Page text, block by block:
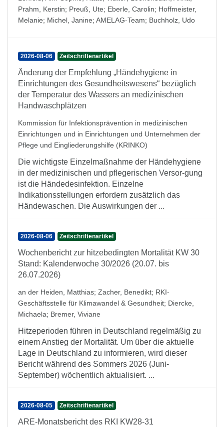
Prahm, Kerstin; Preuß, Ute; Eberle, Carolin; Hoffmeister,
Melanie; Michel, Janine; AMELAG-Team; Buchholz, Udo
2026-08-06 Zeitschriftenartikel
Änderung der Empfehlung „Händehygiene in
Einrichtungen des Gesundheitswesens“ bezüglich
der Temperatur des Wassers an medizinischen
Handwaschplätzen
Kommission für Infektionsprävention in medizinischen
Einrichtungen und in Einrichtungen und Unternehmen der
Pflege und Eingliederungshilfe (KRINKO)
Die wichtigste Einzelmaßnahme der Händehygiene
in der medizinischen und pflegerischen Versor-gung
ist die Händedesinfektion. Einzelne
Indikationsstellungen erfordern zusätzlich das
Händewaschen. Die Auswirkungen der ...
2026-08-06 Zeitschriftenartikel
Wochenbericht zur hitzebedingten Mortalität KW 30
Stand: Kalenderwoche 30/2026 (20.07. bis
26.07.2026)
an der Heiden, Matthias; Zacher, Benedikt; RKI-
Geschäftsstelle für Klimawandel & Gesundheit; Diercke,
Michaela; Bremer, Viviane
Hitzeperioden führen in Deutschland regelmäßig zu
einem Anstieg der Mortalität. Um über die aktuelle
Lage in Deutschland zu informieren, wird dieser
Bericht während des Sommers 2026 (Juni-
September) wöchentlich aktualisiert. ...
2026-08-05 Zeitschriftenartikel
ARE-Monatsbericht des RKI KW28-31